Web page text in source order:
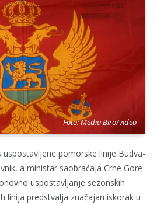
Foto: Media Biro/video
uspostavljene pomorske linije Budva-
a ministar saobraćaja Crne Gore
uspostavljanje sezonskih
linija predstvalja značajan iskorak u